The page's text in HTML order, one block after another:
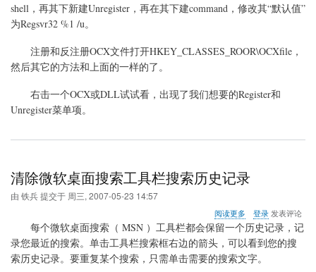
shell，再其下新建Unregister，再在其下建command，修改其“默认值”
为Regsvr32 %1 /u。
注册和反注册OCX文件打开HKEY_CLASSES_ROOR\OCXfile，
然后其它的方法和上面的一样的了。
右击一个OCX或DLL试试看，出现了我们想要的Register和
Unregister菜单项。
清除微软桌面搜索工具栏搜索历史记录
由 铁兵提交于 周三, 2007-05-23 14:57
阅读更多
于
清
除
微
登录发表评论
每个微软桌面搜索（ MSN ）工具栏都会保留一个历史记录，记
录您最近的搜索。单击工具栏搜索框右边的箭头，可以看到您的搜
索历史记录。要重复某个搜索，只需单击需要的搜索文字。